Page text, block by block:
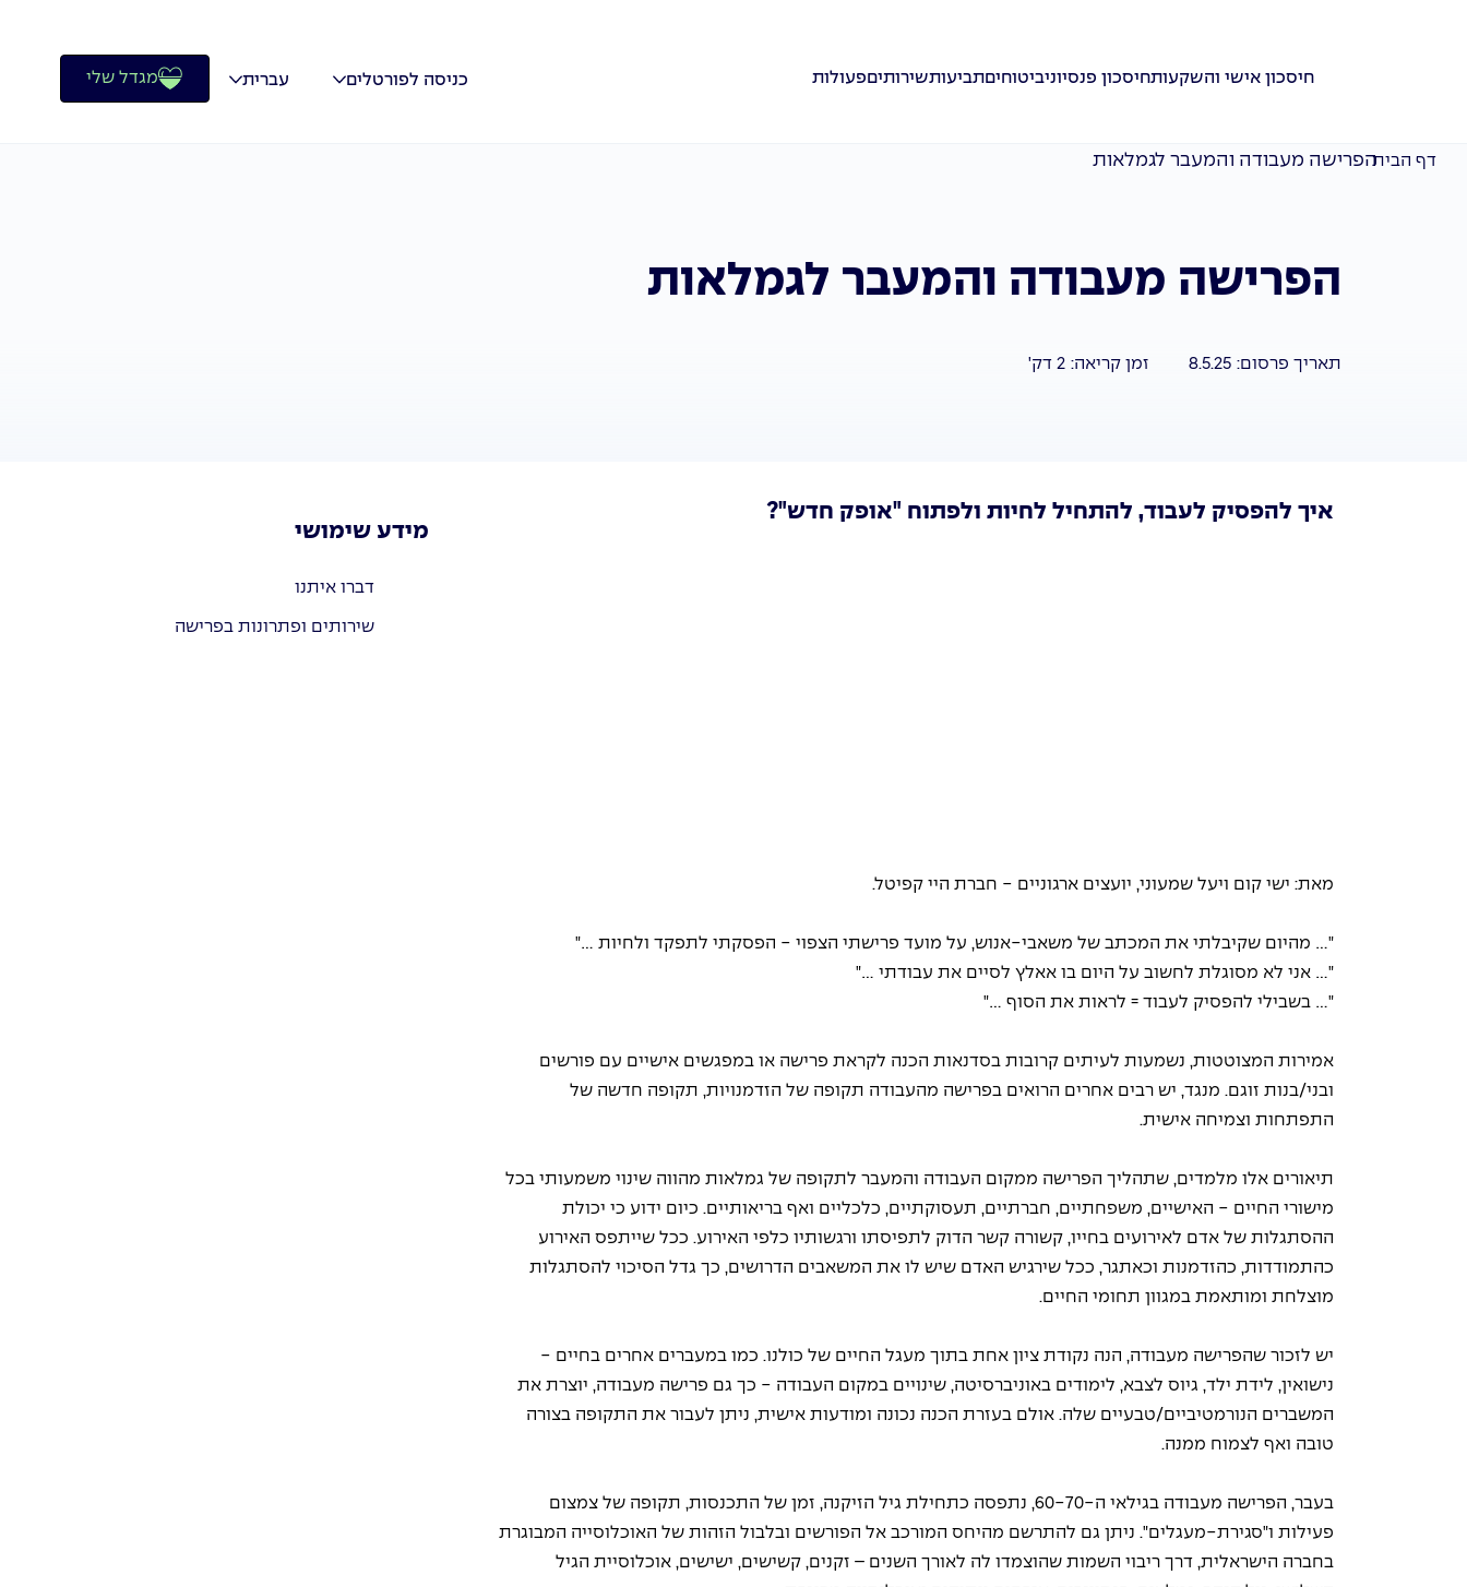
חיסכון אישי והשקעותחיסכון פנסיוניביטוחיםתביעותשירותיםפעולות כניסה לפורטלים עברית מגדל שלי
דף הביתהפרישה מעבודה והמעבר לגמלאות
הפרישה מעבודה והמעבר לגמלאות
תאריך פרסום: 8.5.25 זמן קריאה: 2 דק'
איך להפסיק לעבוד, להתחיל לחיות ולפתוח "אופק חדש"?
מאת: ישי קום ויעל שמעוני, יועצים ארגוניים - חברת היי קפיטל.
"... מהיום שקיבלתי את המכתב של משאבי-אנוש, על מועד פרישתי הצפוי - הפסקתי לתפקד ולחיות ..."
"... אני לא מסוגלת לחשוב על היום בו אאלץ לסיים את עבודתי ..."
"... בשבילי להפסיק לעבוד = לראות את הסוף ..."
אמירות המצוטטות, נשמעות לעיתים קרובות בסדנאות הכנה לקראת פרישה או במפגשים אישיים עם פורשים
ובני/בנות זוגם. מנגד, יש רבים אחרים הרואים בפרישה מהעבודה תקופה של הזדמנויות, תקופה חדשה של
התפתחות וצמיחה אישית.
תיאורים אלו מלמדים, שתהליך הפרישה ממקום העבודה והמעבר לתקופה של גמלאות מהווה שינוי משמעותי בכל
מישורי החיים - האישיים, משפחתיים, חברתיים, תעסוקתיים, כלכליים ואף בריאותיים. כיום ידוע כי יכולת
ההסתגלות של אדם לאירועים בחייו, קשורה קשר הדוק לתפיסתו ורגשותיו כלפי האירוע. ככל שייתפס האירוע
כהתמודדות, כהזדמנות וכאתגר, ככל שירגיש האדם שיש לו את המשאבים הדרושים, כך גדל הסיכוי להסתגלות
מוצלחת ומותאמת במגוון תחומי החיים.
יש לזכור שהפרישה מעבודה, הנה נקודת ציון אחת בתוך מעגל החיים של כולנו. כמו במעברים אחרים בחיים -
נישואין, לידת ילד, גיוס לצבא, לימודים באוניברסיטה, שינויים במקום העבודה - כך גם פרישה מעבודה, יוצרת את
המשברים הנורמטיביים/טבעיים שלה. אולם בעזרת הכנה נכונה ומודעות אישית, ניתן לעבור את התקופה בצורה
טובה ואף לצמוח ממנה.
בעבר, הפרישה מעבודה בגילאי ה-60-70, נתפסה כתחילת גיל הזיקנה, זמן של התכנסות, תקופה של צמצום
פעילות ו"סגירת-מעגלים". ניתן גם להתרשם מהיחס המורכב אל הפורשים ובלבול הזהות של האוכלוסייה המבוגרת
בחברה הישראלית, דרך ריבוי השמות שהוצמדו לה לאורך השנים – זקנים, קשישים, ישישים, אוכלוסיית הגיל
מידע שימושי
דברו איתנו
שירותים ופתרונות בפרישה